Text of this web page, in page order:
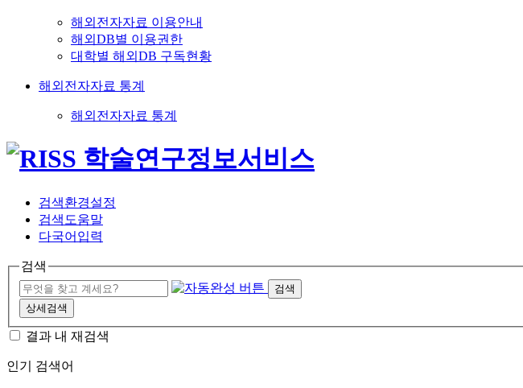
해외전자자료 이용안내
해외DB별 이용권한
대학별 해외DB 구독현황
해외전자자료 통계
해외전자자료 통계
검색환경설정
검색도움말
다국어입력
검색
검색
상세검색
결과 내 재검색
인기 검색어